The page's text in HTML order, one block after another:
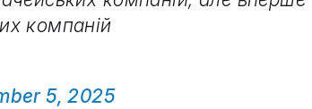
компаній
5, 2025